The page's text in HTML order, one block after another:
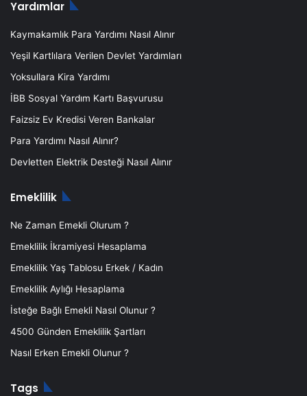
Yardımlar
Kaymakamlık Para Yardımı Nasıl Alınır
Yeşil Kartlılara Verilen Devlet Yardımları
Yoksullara Kira Yardımı
İBB Sosyal Yardım Kartı Başvurusu
Faizsiz Ev Kredisi Veren Bankalar
Para Yardımı Nasıl Alınır?
Devletten Elektrik Desteği Nasıl Alınır
Emeklilik
Ne Zaman Emekli Olurum ?
Emeklilik İkramiyesi Hesaplama
Emeklilik Yaş Tablosu Erkek / Kadın
Emeklilik Aylığı Hesaplama
İsteğe Bağlı Emekli Nasıl Olunur ?
4500 Günden Emeklilik Şartları
Nasıl Erken Emekli Olunur ?
Tags